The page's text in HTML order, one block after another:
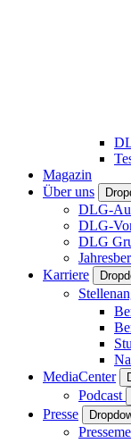
Magazin
Über uns
DLG-
DLG-
DLG
Karriere
MediaCenter
Podcast
Presse